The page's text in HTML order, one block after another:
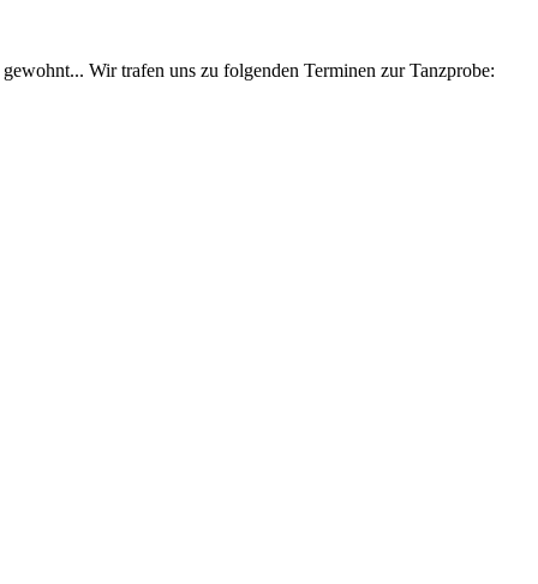
Wir trafen uns zu folgenden Terminen zur Tanzprobe: